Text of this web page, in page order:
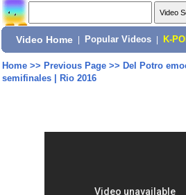
Video Home Popular Videos K-
Home>> Previous Page>> Del Potro
semifinales | Rio 2016